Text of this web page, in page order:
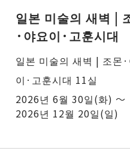
일본 미술의 새벽 |
·야요이·고훈시대
일본 미술의 새벽 | 조몬
이·고훈시대 11실
2026년 6월 30일(화) ～
2026년 12월 20일(일)